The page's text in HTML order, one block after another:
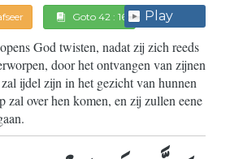
Goto 42 : 16 Play
God twisten, nadat zij zich reeds
door het ontvangen van zijnen
ijdel zijn in het gezicht van hunnen
zal over hen komen, en zij zullen eene